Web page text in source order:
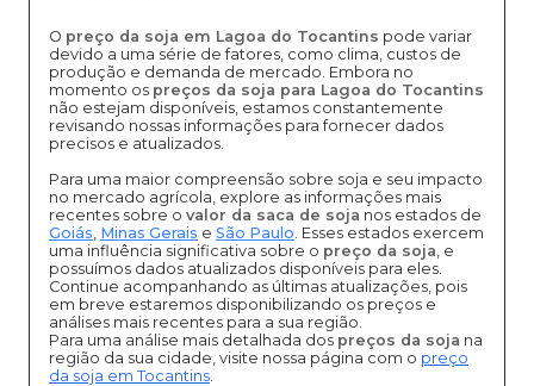
O preço da soja em Lagoa do Tocantins pode variar
devido a uma série de fatores, como clima, custos de
produção e demanda de mercado. Embora no
momento os preços da soja para Lagoa do Tocantins
não estejam disponíveis, estamos constantemente
revisando nossas informações para fornecer dados
precisos e atualizados.
Para uma maior compreensão sobre soja e seu impacto
no mercado agrícola, explore as informações mais
recentes sobre o valor da saca de soja nos estados de
Goiás, Minas Gerais e São Paulo. Esses estados exercem
uma influência significativa sobre o preço da soja, e
possuímos dados atualizados disponíveis para eles.
Continue acompanhando as últimas atualizações, pois
em breve estaremos disponibilizando os preços e
análises mais recentes para a sua região.
Para uma análise mais detalhada dos preços da soja na
região da sua cidade, visite nossa página com o preço
da soja em Tocantins.